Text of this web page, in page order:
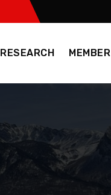
RESEARCH MEMBER